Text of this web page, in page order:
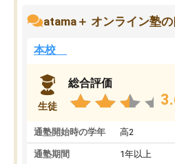
atama＋ オンライン塾
本校
生徒
総合評価
通塾開始時の学年 高2
通塾期間 1年以上